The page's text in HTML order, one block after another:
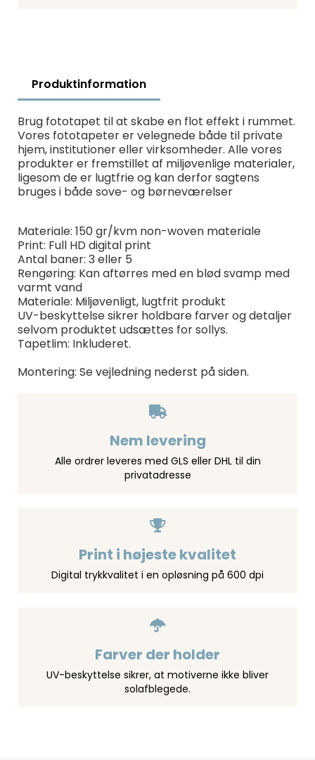
Produktinformation
Brug fototapet til at skabe en flot effekt i rummet.
Vores fototapeter er velegnede både til private
hjem, institutioner eller virksomheder. Alle vores
produkter er fremstillet af miljøvenlige materialer,
ligesom de er lugtfrie og kan derfor sagtens
bruges i både sove- og børneværelser
Materiale: 150 gr/kvm non-woven materiale
Print: Full HD digital print
Antal baner: 3 eller 5
Rengøring: Kan aftørres med en blød svamp med
varmt vand
Materiale: Miljøvenligt, lugtfrit produkt
UV-beskyttelse sikrer holdbare farver og detaljer
selvom produktet udsættes for sollys.
Tapetlim: Inkluderet.
Montering: Se vejledning nederst på siden.
Nem levering
Alle ordrer leveres med GLS eller DHL til din
privatadresse
Print i højeste kvalitet
Digital trykkvalitet i en opløsning på 600 dpi
Farver der holder
UV-beskyttelse sikrer, at motiverne ikke bliver
solafblegede.